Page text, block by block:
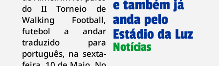
do II Torneio de
Walking Football,
futebol a andar
traduzido para
português, na sexta-
e também já
anda pelo
Estádio da Luz
Notícias